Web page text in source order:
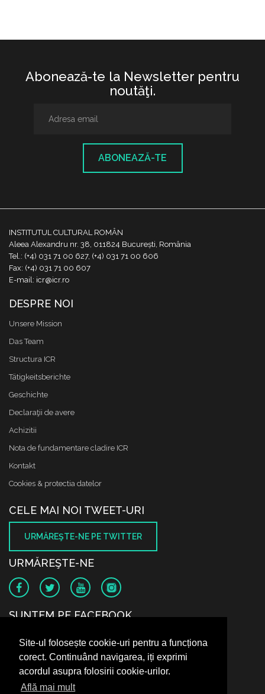
Site-ul folosește cookie-uri pentru a funcționa
corect. Continuând navigarea, iți exprimi
acordul asupra folosirii cookie-urilor.
Află mai mult
Abonează-te la Newsletter pentru
noutăţi.
ABONEAZĂ-TE
INSTITUTUL CULTURAL ROMÂN
Aleea Alexandru nr. 38, 011824 București, România
Tel.: (+4) 031 71 00 627, (+4) 031 71 00 606
Fax: (+4) 031 71 00 607
E-mail: icr@icr.ro
DESPRE NOI
Unsere Mission
Das Team
Structura ICR
Tätigkeitsberichte
Geschichte
Declaraţii de avere
Achizitii
Nota de fundamentare cladire ICR
Kontakt
Cookies & protectia datelor
CELE MAI NOI TWEET-URI
URMĂREŞTE-NE PE TWITTER
URMĂREŞTE-NE
SUNTEM PE FACEBOOK